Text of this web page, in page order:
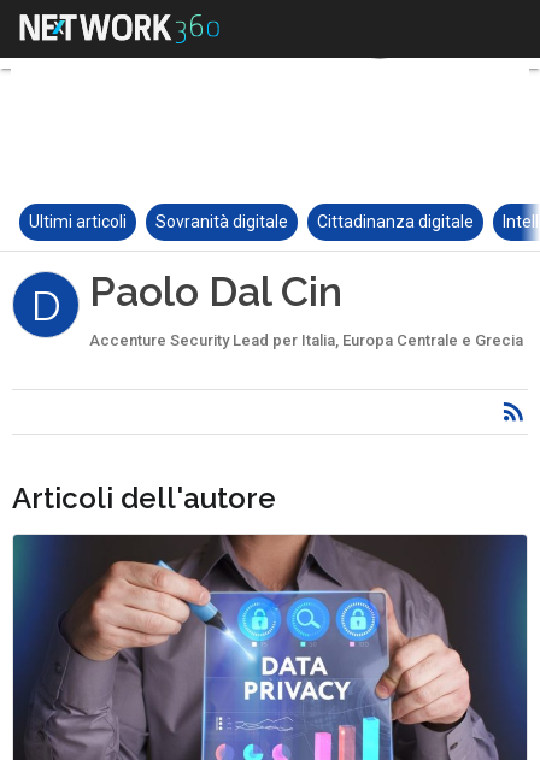
Ultimi articoli Sovranità digitale Cittadinanza digitale
D Paolo Dal Cin
Accenture Security Lead per Italia, Europa Centrale e Grecia
Articoli dell'autore